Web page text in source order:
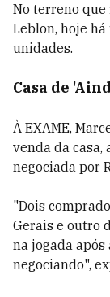
No terreno que
Leblon, hoje
unidades.
Casa de
À EXAME,
venda da
negociada por
"Dois
Gerais e outro
na jogada
negociando",